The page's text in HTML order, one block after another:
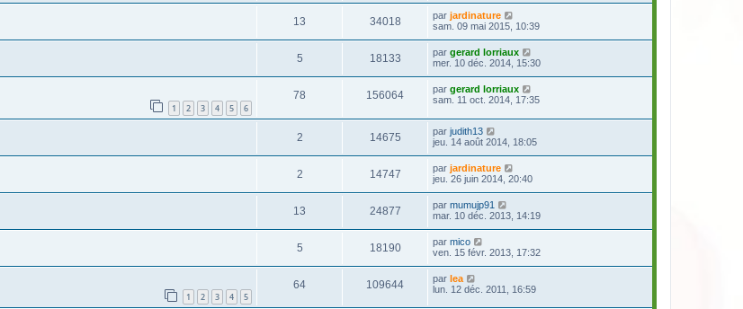
13 34018 par jardinature
sam. 09 mai 2015, 10:39
5 18133 par gerard lorriaux
mer. 10 déc. 2014, 15:30
1 2 3 4 5 6
78 156064 par gerard lorriaux
sam. 11 oct. 2014, 17:35
2 14675 par judith13
jeu. 14 août 2014, 18:05
2 14747 par jardinature
jeu. 26 juin 2014, 20:40
13 24877 par mumujp91
mar. 10 déc. 2013, 14:19
5 18190 par mico
ven. 15 févr. 2013, 17:32
1 2 3 4 5
64 109644 par lea
lun. 12 déc. 2011, 16:59